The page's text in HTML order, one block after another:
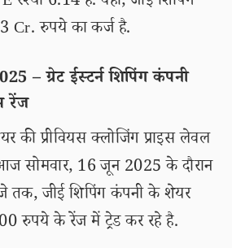
Cr. रुपये का कर्ज है.
– ग्रेट ईस्टर्न शिपिंग कंपनी
रेंज
की प्रीवियस क्लोजिंग प्राइस लेवल
सोमवार, 16 जून 2025 के दौरान
तक, जीई शिपिंग कंपनी के शेयर
रुपये के रेंज में ट्रेड कर रहे है.